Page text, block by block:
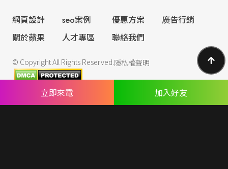
網頁設計 seo案例 優惠方案
廣告行銷
關於蘋果
人才專區 聯絡我們
© Copyright All Rights Reserved.隱私權聲明
立即來電 加入好友